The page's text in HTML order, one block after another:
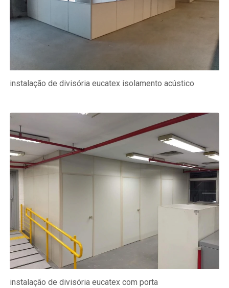
instalação de divisória eucatex isolamento acústico
instalação de divisória eucatex com porta